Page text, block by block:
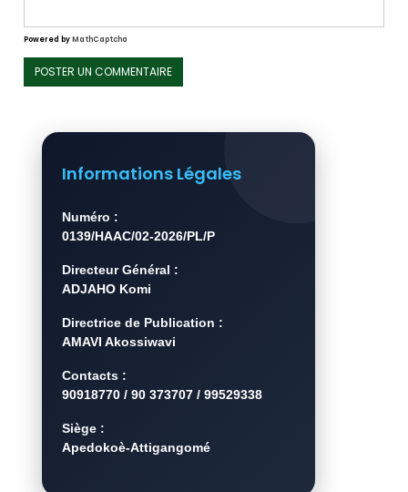
Powered byMathCaptcha
Informations Légales
Numéro :
0139/HAAC/02-2026/PL/P
Directeur Général :
ADJAHO Komi
Directrice de Publication :
AMAVI Akossiwavi
Contacts :
90918770 / 90 373707 / 99529338
Siège :
Apedokoè-Attigangomé